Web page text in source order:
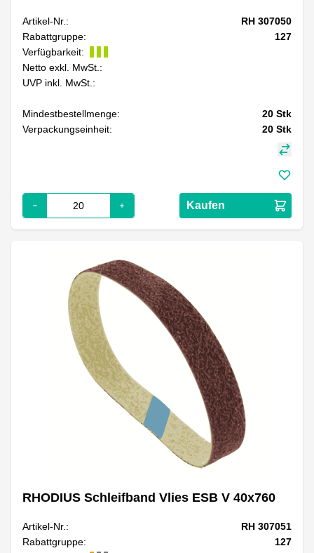
Artikel-Nr.:
RH 307050
Rabattgruppe:
127
Verfügbarkeit:
Netto exkl. MwSt.:
UVP inkl. MwSt.:
Mindestbestellmenge: 20 Stk
Verpackungseinheit:
20 Stk
Kaufen
RHODIUS Schleifband Vlies ESB V 40x760
Artikel-Nr.:
RH 307051
Rabattgruppe:
127